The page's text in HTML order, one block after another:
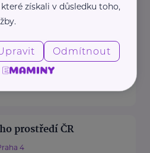
Praha 1 – Hradčany
prostředí ČR
4
získali v důsledku toho,
Odmítnout